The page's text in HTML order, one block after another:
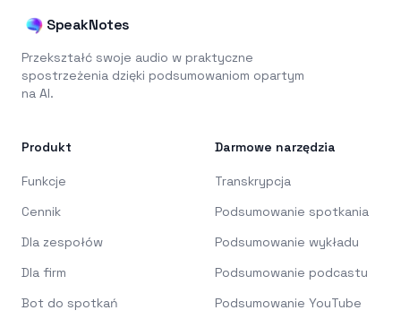
SpeakNotes
Przekształć swoje audio w praktyczne
spostrzeżenia dzięki podsumowaniom opartym
na AI.
Produkt
Funkcje
Cennik
Dla zespołów
Dla firm
Bot do spotkań
Darmowe narzędzia
Transkrypcja
Podsumowanie spotkania
Podsumowanie wykładu
Podsumowanie podcastu
Podsumowanie YouTube